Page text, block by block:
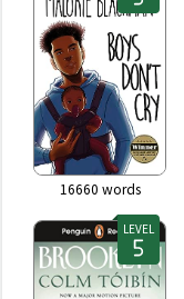
16660 words
LEVEL